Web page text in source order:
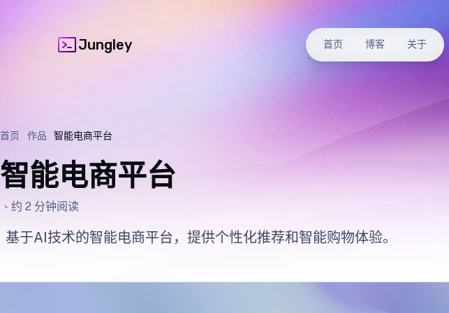
Jungley 首页 博客 关于
首页 作品 智能电商平台
智能电商平台
约 2 分钟阅读
基于AI技术的智能电商平台，提供个性化推荐和智能购物体验。